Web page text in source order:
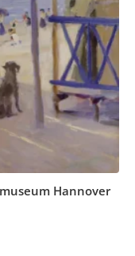
Hannover